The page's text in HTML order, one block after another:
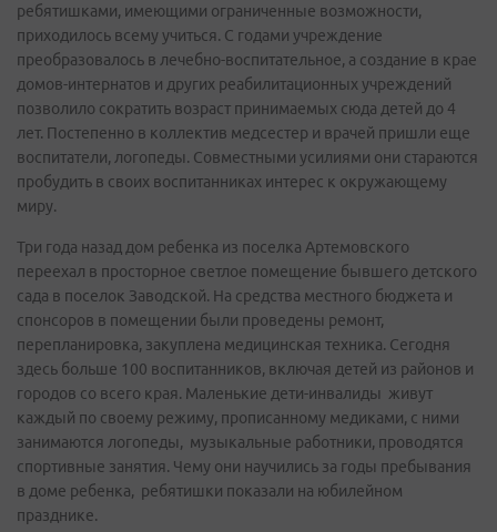
ребятишками, имеющими ограниченные возможности,
приходилось всему учиться. С годами учреждение
преобразовалось в лечебно-воспитательное, а создание в крае
домов-интернатов и других реабилитационных учреждений
позволило сократить возраст принимаемых сюда детей до 4
лет. Постепенно в коллектив медсестер и врачей пришли еще
воспитатели, логопеды. Совместными усилиями они стараются
пробудить в своих воспитанниках интерес к окружающему
миру.
Три года назад дом ребенка из поселка Артемовского
переехал в просторное светлое помещение бывшего детского
сада в поселок Заводской. На средства местного бюджета и
спонсоров в помещении были проведены ремонт,
перепланировка, закуплена медицинская техника. Сегодня
здесь больше 100 воспитанников, включая детей из районов и
городов со всего края. Маленькие дети-инвалиды живут
каждый по своему режиму, прописанному медиками, с ними
занимаются логопеды, музыкальные работники, проводятся
спортивные занятия. Чему они научились за годы пребывания
в доме ребенка, ребятишки показали на юбилейном
празднике.